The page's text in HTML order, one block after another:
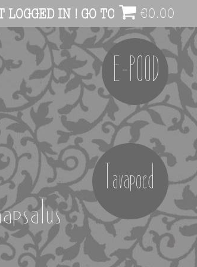
LOGGED IN ! GO TO ACCOUNT
€0.00
Tavapoed
E-POOD